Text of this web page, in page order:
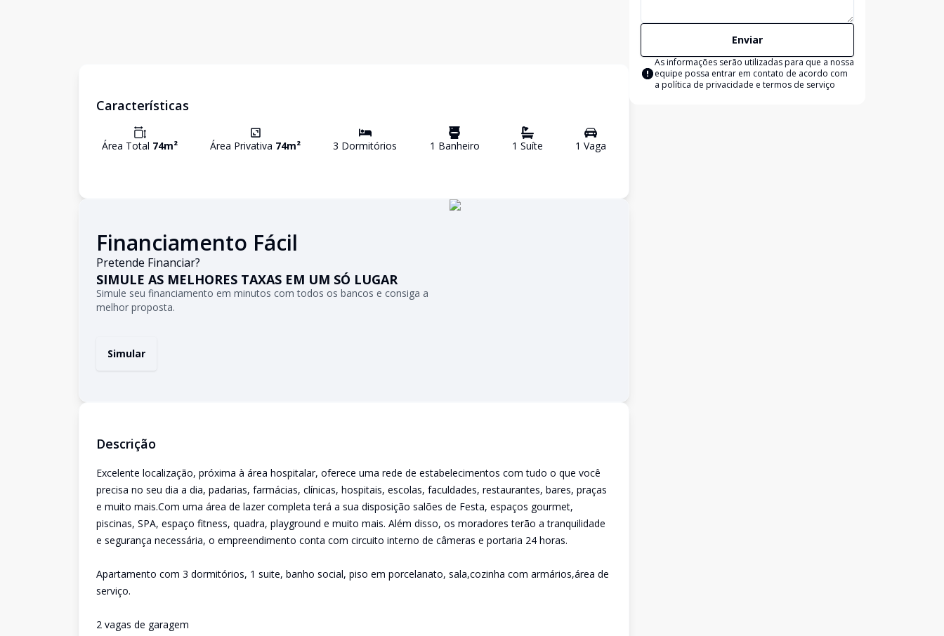
Características
Área Total 74m² Área Privativa 74m² 3 Dormitórios 1 Banheiro 1 Suíte 1 Vaga
Financiamento Fácil
Pretende Financiar?
SIMULE AS MELHORES TAXAS EM UM SÓ LUGAR
Simule seu financiamento em minutos com todos os bancos e consiga a
melhor proposta.
Simular
Descrição
Excelente localização, próxima à área hospitalar, oferece uma rede de estabelecimentos com tudo o que você
precisa no seu dia a dia, padarias, farmácias, clínicas, hospitais, escolas, faculdades, restaurantes, bares, praças
e muito mais.Com uma área de lazer completa terá a sua disposição salões de Festa, espaços gourmet,
piscinas, SPA, espaço fitness, quadra, playground e muito mais. Além disso, os moradores terão a tranquilidade
e segurança necessária, o empreendimento conta com circuito interno de câmeras e portaria 24 horas.
Apartamento com 3 dormitórios, 1 suite, banho social, piso em porcelanato, sala,cozinha com armários,área de
serviço.
2 vagas de garagem
Enviar
As informações serão utilizadas para que a nossa
equipe possa entrar em contato de acordo com
a política de privacidade e termos de serviço